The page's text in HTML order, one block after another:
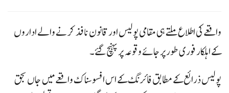
واقعے کی اطلاع ملتے ہی مقامی پولیس اور قانون نافذ کرنے والے اداروں
کے اہلکار فوری طور پر جائے وقوعہ پر پہنچ گئے۔
پولیس ذرائع کے مطابق فائرنگ کے اس افسوسناک واقعے میں جاں بحق